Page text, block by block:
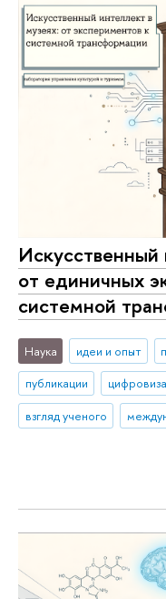
Искусственный
от единичных
системной
Наука идеи и опыт
публикации
взгляд ученого